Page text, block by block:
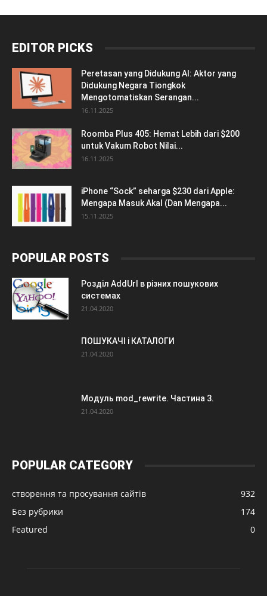
EDITOR PICKS
Peretasan yang Didukung AI: Aktor yang
Didukung Negara Tiongkok
Mengotomatiskan Serangan...
16.11.2025
Roomba Plus 405: Hemat Lebih dari $200
untuk Vakum Robot Nilai...
16.11.2025
iPhone “Sock” seharga $230 dari Apple:
Mengapa Masuk Akal (Dan Mengapa...
15.11.2025
POPULAR POSTS
Розділ AddUrl в різних пошукових
системах
21.04.2020
ПОШУКАЧІ і КАТАЛОГИ
21.04.2020
Модуль mod_rewrite. Частина 3.
21.04.2020
POPULAR CATEGORY
створення та просування сайтів
932
Без рубрики
174
Featured
0